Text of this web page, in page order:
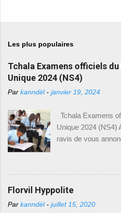
Les plus populaires
Tchala Examens officiels
Unique 2024 (NS4)
Par kanndèl - janvier 19, 2024
Tchala Examens
Unique 2024 (NS4)
ravis de vous
Haïti. Le Ministère
la Formation
biais du Bureau de
d'examens du
Florvil Hyppolite
Par kanndèl - juillet 15, 2020